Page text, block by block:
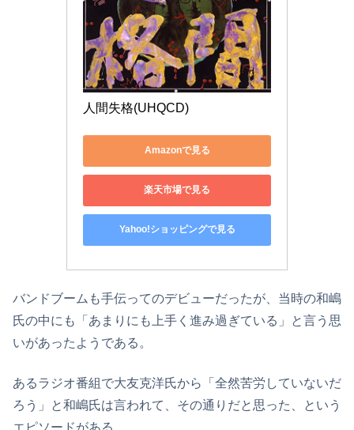
人間失格(UHQCD)
Amazonで見る
楽天市場で見る
Yahoo!ショッピングで見る
バンドブームも手伝ってのデビューだったが、当時の和嶋
氏の中にも「あまりにも上手く進み過ぎている」と言う思
いがあったようである。
あるラジオ番組で大友克洋氏から「全然苦労していないだ
ろう」と和嶋氏は言われて、その通りだと思った、という
エピソードがある。